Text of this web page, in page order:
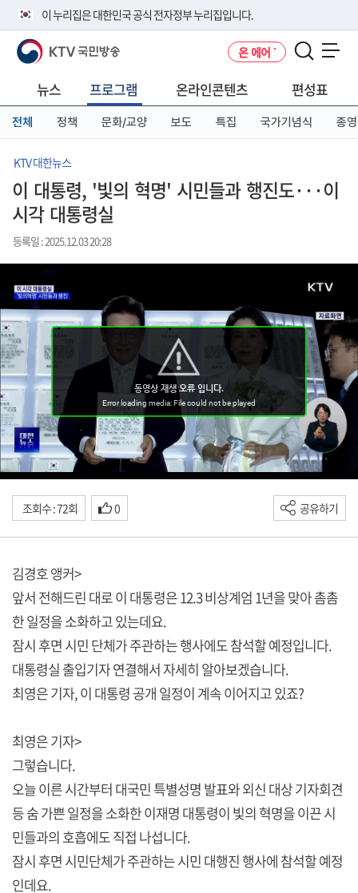
이 누리집은 대한민국 공식 전자정부 누리집입니다.
공식 누리집 주소 확인하기
니다.
이밖에 or.kr 또는 .kr등 다른 도메인 주소를 사용하고 있다면 아래 URL에
서 도메인 주소를 확인해 보세요
KTV 국민방송 온 에어
뉴스 프로그램 온라인콘텐츠 편성표
전체 정책 문화/교양 보도 특집 국가기념식 종영
KTV 대한뉴스
이 대통령, '빛의 혁명' 시민들과 행진도···이
시각 대통령실
등록일 : 2025.12.03 20:28
조회수 : 72회 0 공유하기
김경호 앵커>
앞서 전해드린 대로 이 대통령은 12.3 비상계엄 1년을 맞아 촘촘
한 일정을 소화하고 있는데요.
잠시 후면 시민 단체가 주관하는 행사에도 참석할 예정입니다.
대통령실 출입기자 연결해서 자세히 알아보겠습니다.
최영은 기자, 이 대통령 공개 일정이 계속 이어지고 있죠?
최영은 기자>
그렇습니다.
오늘 이른 시간부터 대국민 특별성명 발표와 외신 대상 기자회견
등 숨 가쁜 일정을 소화한 이재명 대통령이 빛의 혁명을 이끈 시
민들과의 호흡에도 직접 나섭니다.
잠시 후면 시민단체가 주관하는 시민 대행진 행사에 참석할 예정
인데요.